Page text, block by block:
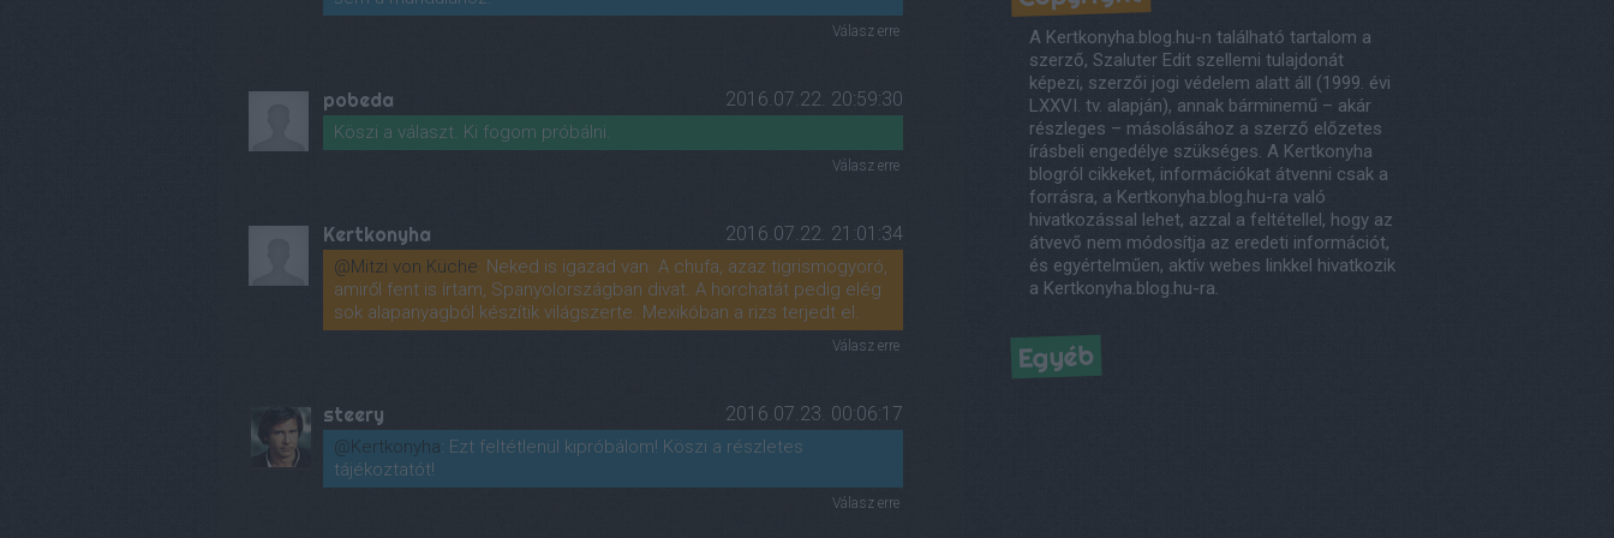
Válasz erre
pobeda 2016.07.22. 20:59:30
Köszi a választ. Ki fogom próbálni.
Válasz erre
Kertkonyha 2016.07.22. 21:01:34
@Mitzi von Küche: Neked is igazad van. A chufa, azaz tigrismogyoró,
amiről fent is írtam, Spanyolországban divat. A horchatát pedig elég
sok alapanyagból készítik világszerte. Mexikóban a rizs terjedt el.
Válasz erre
steery 2016.07.23. 00:06:17
@Kertkonyha: Ezt feltétlenül kipróbálom! Köszi a részletes
tájékoztatót!
Válasz erre
A Kertkonyha.blog.hu-n található tartalom a
szerző, Szaluter Edit szellemi tulajdonát
képezi, szerzői jogi védelem alatt áll (1999. évi
LXXVI. tv. alapján), annak bárminemű – akár
részleges – másolásához a szerző előzetes
írásbeli engedélye szükséges. A Kertkonyha
blogról cikkeket, információkat átvenni csak a
forrásra, a Kertkonyha.blog.hu-ra való
hivatkozással lehet, azzal a feltétellel, hogy az
átvevő nem módosítja az eredeti információt,
és egyértelműen, aktív webes linkkel hivatkozik
a Kertkonyha.blog.hu-ra.
Egyéb